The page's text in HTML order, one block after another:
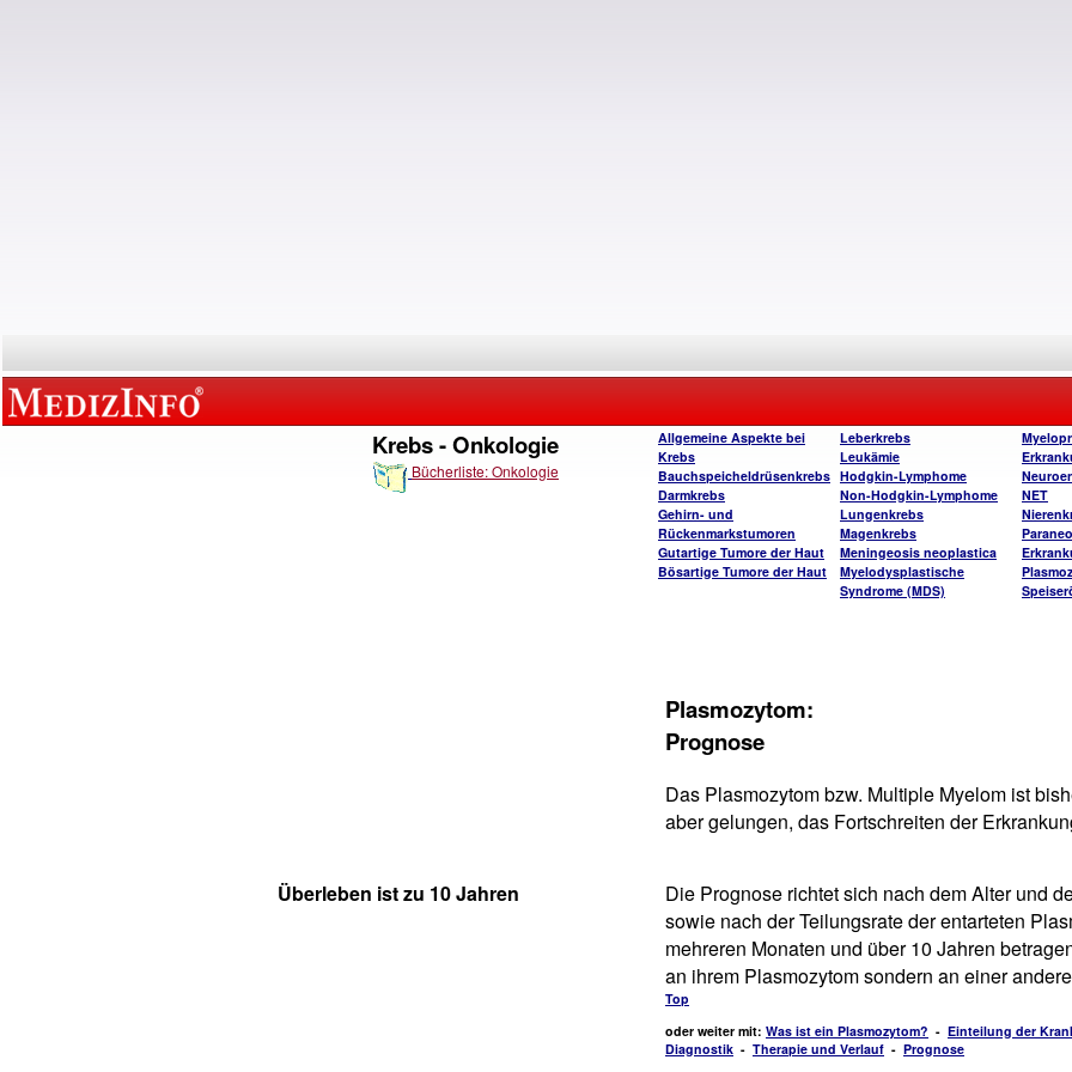
Krebs - Onkologie
Bücherliste: Onkologie
Allgemeine Aspekte bei
Krebs
Bauchspeicheldrüsenkrebs
Darmkrebs
Gehirn- und
Rückenmarkstumoren
Gutartige Tumore der Haut
Bösartige Tumore der Haut
Leberkrebs
Leukämie
Hodgkin-Lymphome
Non-Hodgkin-Lymphome
Lungenkrebs
Magenkrebs
Meningeosis neoplastica
Myelodysplastische
Syndrome (MDS)
NET
Plasmozytom:
Prognose
Das Plasmozytom bzw. Multiple Myelom ist
aber gelungen, das Fortschreiten der
Überleben ist zu 10 Jahren
Die Prognose richtet sich nach dem Alter und
sowie nach der Teilungsrate der entarteten
mehreren Monaten und über 10 Jahren
an ihrem Plasmozytom sondern an einer
Top
oder weiter mit: Was ist ein Plasmozytom? - Einteilung der
Diagnostik - Therapie und Verlauf - Prognose